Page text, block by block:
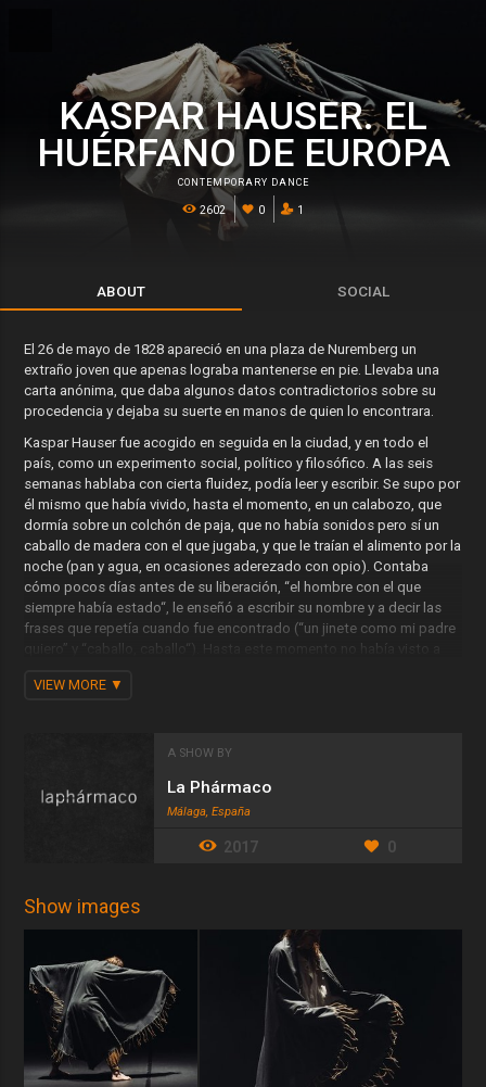
KASPAR HAUSER. EL
HUÉRFANO DE EUROPA
CONTEMPORARY DANCE
2602 0 1
ABOUT SOCIAL
El 26 de mayo de 1828 apareció en una plaza de Nuremberg un
extraño joven que apenas lograba mantenerse en pie. Llevaba una
carta anónima, que daba algunos datos contradictorios sobre su
procedencia y dejaba su suerte en manos de quien lo encontrara.
Kaspar Hauser fue acogido en seguida en la ciudad, y en todo el
país, como un experimento social, político y filosófico. A las seis
semanas hablaba con cierta fluidez, podía leer y escribir. Se supo por
él mismo que había vivido, hasta el momento, en un calabozo, que
dormía sobre un colchón de paja, que no había sonidos pero sí un
caballo de madera con el que jugaba, y que le traían el alimento por la
noche (pan y agua, en ocasiones aderezado con opio). Contaba
cómo pocos días antes de su liberación, “el hombre con el que
siempre había estado“, le enseñó a escribir su nombre y a decir las
frases que repetía cuando fue encontrado (“un jinete como mi padre
quiero” y “caballo, caballo“). Hasta este momento no había visto a
especial para la pintura y la equitación, apasionado por la lectura y la
música, Kaspar nunca resolvió quién se encontraba al otro lado de
las imágenes cristianas y odiaba el latín, no diferenciaba los
Feuerbach sospechaba que Kaspar era el primogénito de uno de los
linajes de la familia de los Baden, que intentaron deshacerse de él en
una oscura lucha por la soberanía, y que el encierro había sido la
única alternativa a la muerte. Nunca se pudo demostrar su verdadera
procedencia.
Murió asesinado en extrañas circunstancias el 17 de diciembre de
1833. En su lápida puede leerse: “Aquí yace Kaspar Hauser, enigma de
su tiempo. Su nacimiento es desconocido. Su muerte, un misterio”
VIEW MORE
A SHOW BY
La Phármaco
Málaga, España
2017 0
Show images